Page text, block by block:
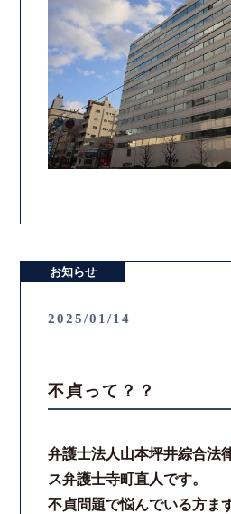
お知らせ
2025/01/14
不貞って？？
弁護士法人山本坪井綜合法
ス弁護士寺町直人です。
不貞問題で悩んでいる方ま